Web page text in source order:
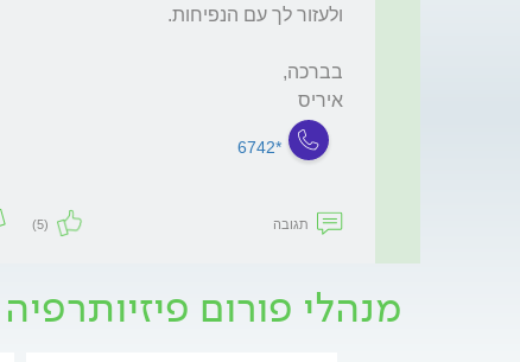
איריס
*6742
תגובה (5)
מנהלי פורום פיזיותרפיה